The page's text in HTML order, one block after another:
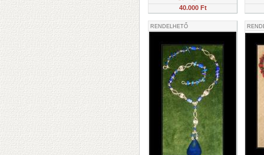
40.000 Ft
RENDELHETŐ